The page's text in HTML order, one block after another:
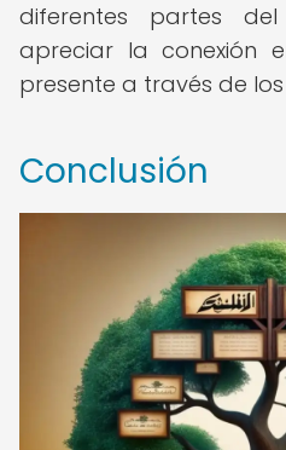
diferentes partes
apreciar la conexión
presente a través de
Conclusión